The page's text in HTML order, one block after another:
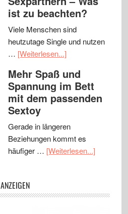
ist zu beachten?
Viele Menschen sind
heutzutage Single und nutzen
… [Weiterlesen...]
Mehr Spaß und
Spannung im Bett
mit dem passenden
Sextoy
Gerade in längeren
Beziehungen kommt es
häufiger … [Weiterlesen...]
ANZEIGEN